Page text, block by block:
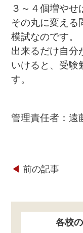
３～４個増やせ
その丸に変える
模試なのです。
出来るだけ自分
いけると、受験
す。
管理責任者：遠
◀︎ 前の記事
各校の